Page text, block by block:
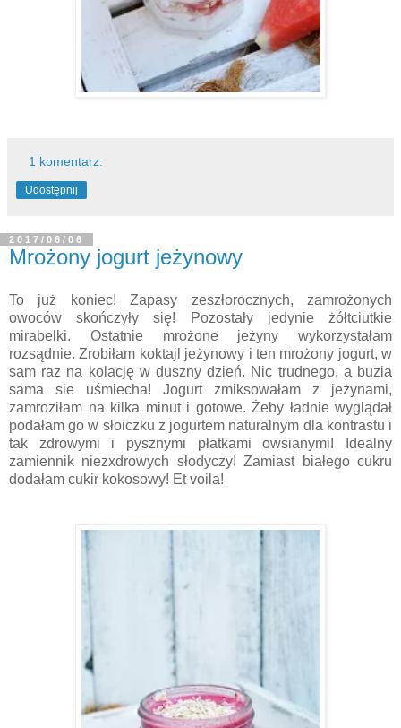
1 komentarz:
Udostępnij
2017/06/06
Mrożony jogurt jeżynowy
To już koniec! Zapasy zeszłorocznych, zamrożonych
owoców skończyły się! Pozostały jedynie żółtciutkie
mirabelki. Ostatnie mrożone jeżyny wykorzystałam
rozsądnie. Zrobiłam koktajl jeżynowy i ten mrożony jogurt, w
sam raz na kolację w duszny dzień. Nic trudnego, a buzia
sama sie uśmiecha! Jogurt zmiksowałam z jeżynami,
zamroziłam na kilka minut i gotowe. Żeby ładnie wyglądał
podałam go w słoiczku z jogurtem naturalnym dla kontrastu i
tak zdrowymi i pysznymi płatkami owsianymi! Idealny
zamiennik niezxdrowych słodyczy! Zamiast białego cukru
dodałam cukir kokosowy! Et voila!